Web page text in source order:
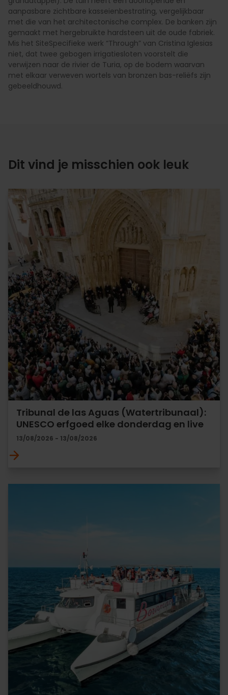
aanpasbare zichtbare kasseienbestrating, vergelijkbaar
met die van het architectonische complex. De banken zijn
gemaakt met hergebruikte hardsteen uit de oude fabriek.
Mis het SiteSpecifieke werk “Through” van Cristina Iglesias
niet, dat twee gebogen irrigatiesloten voorstelt die
verwijzen naar de rivier de Turia, op de bodem waarvan
met elkaar verweven wortels van bronzen bas-reliëfs zijn
gebeeldhouwd.
Dit vind je misschien ook leuk
Tribunal de las Aguas (Watertribunaal):
UNESCO erfgoed elke donderdag en live
13/08/2026 - 13/08/2026